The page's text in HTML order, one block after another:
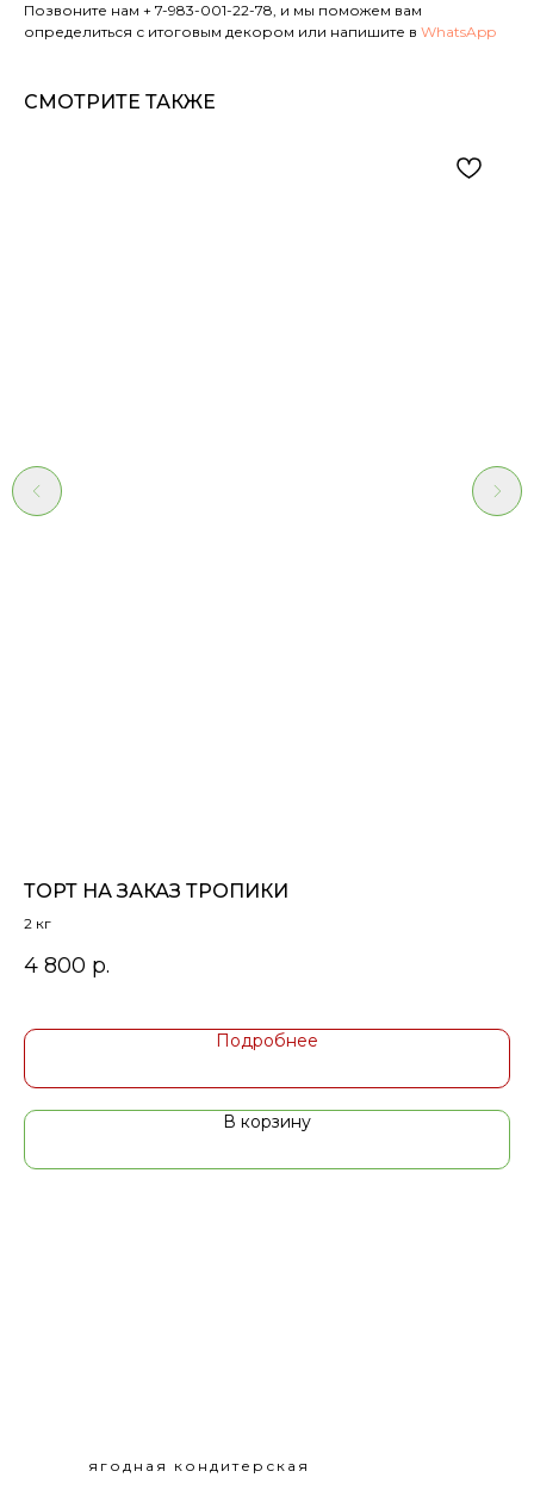
Позвоните нам + 7-983-001-22-78, и мы поможем вам
определиться с итоговым декором или напишите в WhatsApp
СМОТРИТЕ ТАКЖЕ
ТОРТ НА ЗАКАЗ ТРОПИКИ
2 кг
4 800 р.
Подробнее
В корзину
ягодная кондитерская